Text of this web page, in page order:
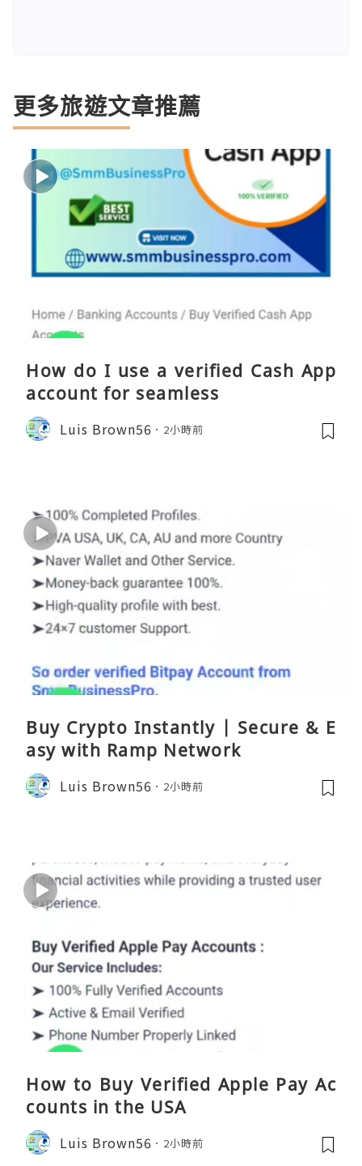
更多旅遊文章推薦
How do I use a verified Cash App
account for seamless
Luis Brown56 2小時前
Buy Crypto Instantly | Secure & E
asy with Ramp Network
Luis Brown56 2小時前
How to Buy Verified Apple Pay Ac
counts in the USA
Luis Brown56 2小時前